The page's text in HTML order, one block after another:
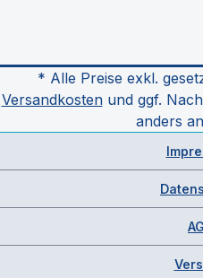
* Alle Preise exkl.
Versandkostenund ggf.
anders